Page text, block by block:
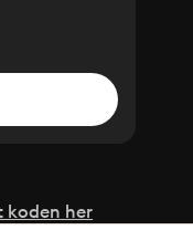
koden her